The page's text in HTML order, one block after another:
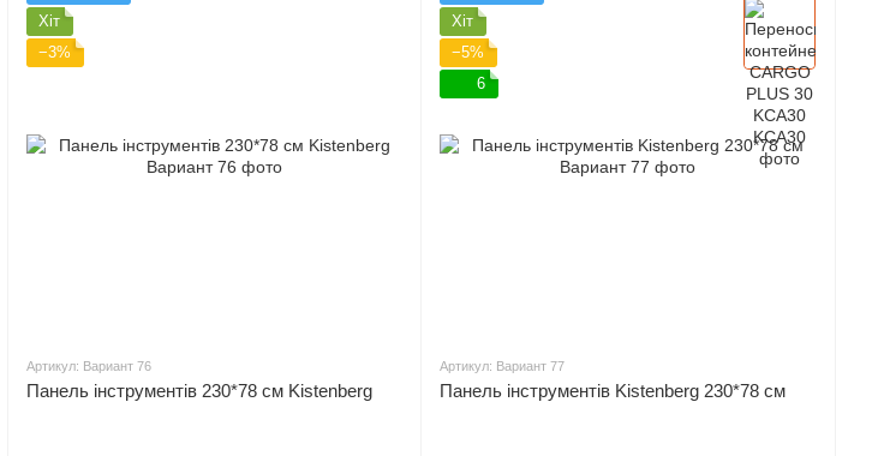
Хіт
−3%
Артикул: Вариант 76
Панель інструментів 230*78 см Kistenberg
Хіт
−5%
6
Артикул: Вариант 77
Панель інструментів Kistenberg 230*78 см